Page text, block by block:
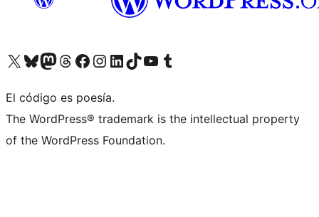
Visita nuestra cuenta de X (anteriormente Twitter)
Visita nuestra cuenta de Bluesky
Visita nuestra cuenta de Mastodon
Visita nuestra cuenta de Threads
Visita nuestra página de Facebook
Visita nuestra cuenta de Instagram
Visita nuestra cuenta de LinkedIn
Visita nuestra cuenta de TikTok
Visita nuestro canal de YouTube
Visita nuestra cuenta de Tumblr
El código es poesía.
The WordPress® trademark is the intellectual property
of the WordPress Foundation.